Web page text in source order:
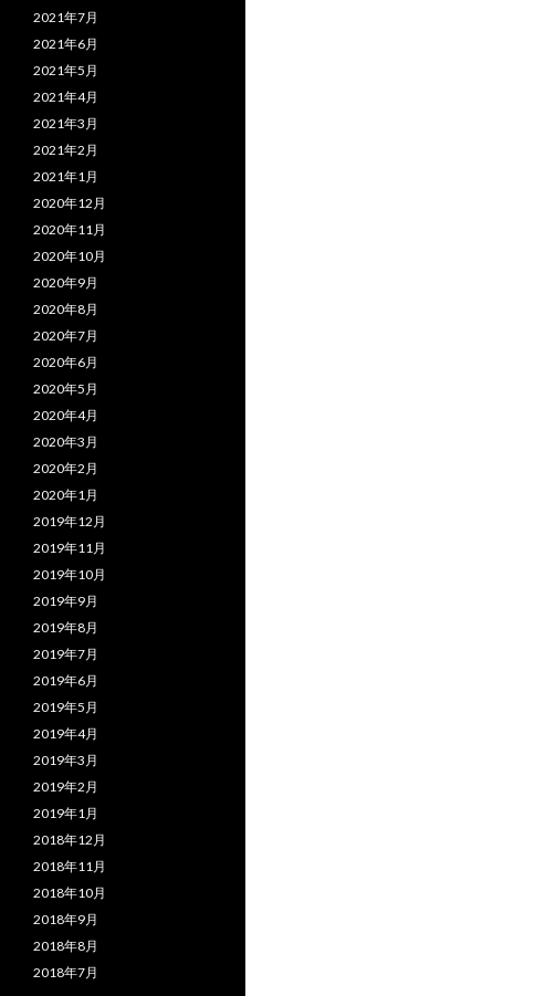
2021年7月
2021年6月
2021年5月
2021年4月
2021年3月
2021年2月
2021年1月
2020年12月
2020年11月
2020年10月
2020年9月
2020年8月
2020年7月
2020年6月
2020年5月
2020年4月
2020年3月
2020年2月
2020年1月
2019年12月
2019年11月
2019年10月
2019年9月
2019年8月
2019年7月
2019年6月
2019年5月
2019年4月
2019年3月
2019年2月
2019年1月
2018年12月
2018年11月
2018年10月
2018年9月
2018年8月
2018年7月